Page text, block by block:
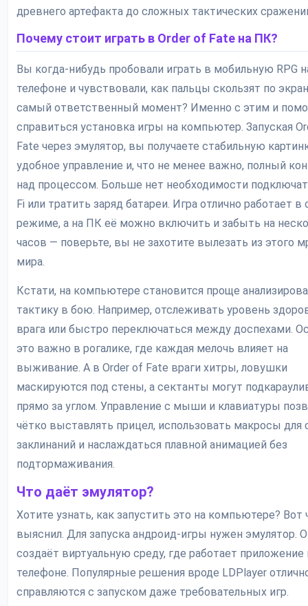
древнего артефакта до сложных тактических
Почему стоит играть в Order of Fate на ПК?
Вы когда-нибудь пробовали играть в мобильную RPG
телефоне и чувствовали, как пальцы скользят по
самый ответственный момент? Именно с этим и
справиться установка игры на компьютер. Запуская
Fate через эмулятор, вы получаете стабильную
удобное управление и, что не менее важно, полный
над процессом. Больше нет необходимости
Fi или тратить заряд батареи. Игра отлично работает
режиме, а на ПК её можно включить и забыть на
часов — поверьте, вы не захотите вылезать из этого
мира.
Кстати, на компьютере становится проще
тактику в бою. Например, отслеживать уровень
врага или быстро переключаться между доспехами.
это важно в рогалике, где каждая мелочь влияет на
выживание. А в Order of Fate враги хитры, ловушки
маскируются под стены, а сектанты могут
прямо за углом. Управление с мыши и клавиатуры
чётко выставлять прицел, использовать макросы
заклинаний и наслаждаться плавной анимацией без
подтормаживания.
Что даёт эмулятор?
Хотите узнать, как запустить это на компьютере? Вот
выяснил. Для запуска андроид-игры нужен эмулятор.
создаёт виртуальную среду, где работает приложение
телефоне. Популярные решения вроде LDPlayer
справляются с запуском даже требовательных игр.